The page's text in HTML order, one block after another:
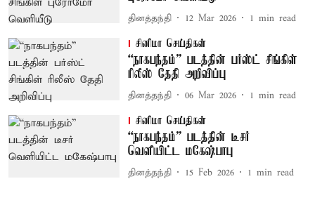
தினத்தந்தி 12 Mar 2026 1 min read
சினிமா செய்திகள்
“நாகபந்தம்” படத்தின் பர்ஸ்ட் சிங்கிள்
ரிலீஸ் தேதி அறிவிப்பு
தினத்தந்தி 06 Mar 2026 1 min read
சினிமா செய்திகள்
“நாகபந்தம்” படத்தின் டீசர்
வெளியிட்ட மகேஷ்பாபு
தினத்தந்தி 15 Feb 2026 1 min read